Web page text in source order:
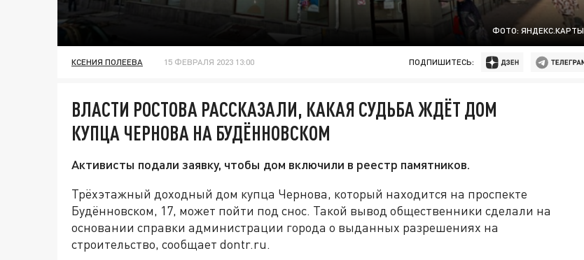
ФОТО: ЯНДЕКС.КАРТЫ
КСЕНИЯ ПОЛЕЕВА 15 ФЕВРАЛЯ 2023 13:00 ПОДПИШИТЕСЬ:
ВЛАСТИ РОСТОВА РАССКАЗАЛИ, КАКАЯ СУДЬБА ЖДЁТ ДОМ
КУПЦА ЧЕРНОВА НА БУДЁННОВСКОМ
Активисты подали заявку, чтобы дом включили в реестр памятников.
Трёхэтажный доходный дом купца Чернова, который находится на проспекте
Будённовском, 17, может пойти под снос. Такой вывод общественники сделали на
основании справки администрации города о выданных разрешениях на
строительство, сообщает dontr.ru.